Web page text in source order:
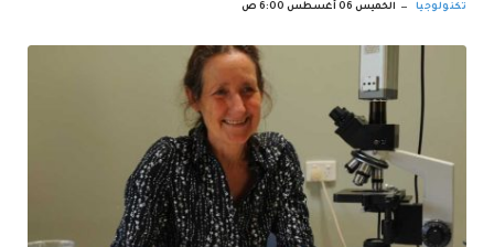
تكنولوجيا الخميس 06 أغسطس 6:00 ص